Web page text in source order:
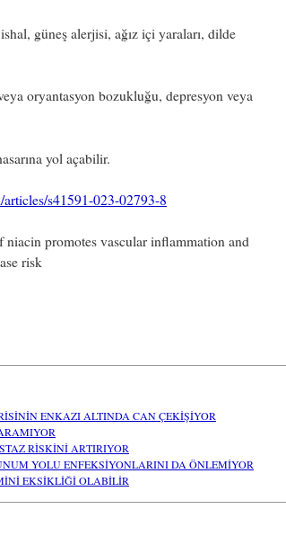
güneş alerjisi, ağız içi yaraları, dilde
oryantasyon bozukluğu, depresyon veya
yol açabilir.
s41591-023-02793-8
promotes vascular inflammation and
risk
ENKAZI ALTINDA CAN ÇEKİŞİYOR
RİSKİNİ ARTIRIYOR
YOLU ENFEKSİYONLARINI DA ÖNLEMİYOR
EKSİKLİĞİ OLABİLİR